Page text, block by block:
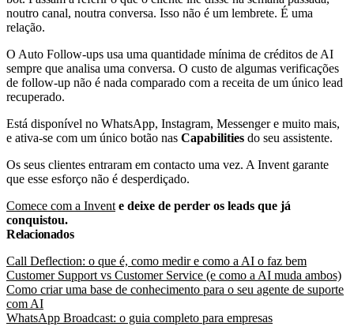
noutro canal, noutra conversa. Isso não é um lembrete. É uma
relação.
O Auto Follow-ups usa uma quantidade mínima de créditos de AI
sempre que analisa uma conversa. O custo de algumas verificações
de follow-up não é nada comparado com a receita de um único lead
recuperado.
Está disponível no WhatsApp, Instagram, Messenger e muito mais,
e ativa-se com um único botão nas Capabilities do seu assistente.
Os seus clientes entraram em contacto uma vez. A Invent garante
que esse esforço não é desperdiçado.
Comece com a Invent e deixe de perder os leads que já
conquistou.
Relacionados
Call Deflection: o que é, como medir e como a AI o faz bem
Customer Support vs Customer Service (e como a AI muda ambos)
Como criar uma base de conhecimento para o seu agente de suporte
com AI
WhatsApp Broadcast: o guia completo para empresas